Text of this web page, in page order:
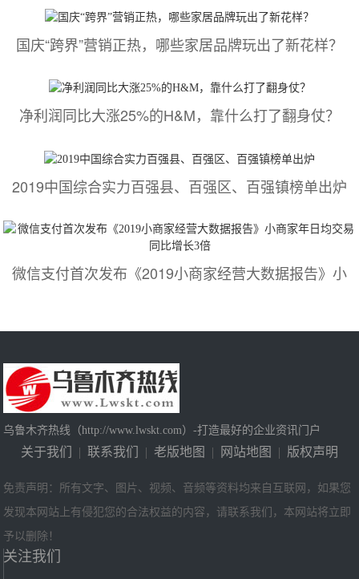
国庆“跨界”营销正热，哪些家居品牌玩出了新花样？
净利润同比大涨25%的H&M，靠什么打了翻身仗？
2019中国综合实力百强县、百强区、百强镇榜单出炉
微信支付首次发布《2019小商家经营大数据报告》小
乌鲁木齐热线（http://www.lwskt.com）-打造最好的企业资讯门户
关于我们 | 联系我们 | 老版地图 | 网站地图 | 版权声明
免责声明：所有文字、图片、视频、音频等资料均来自互联网，如果您
发现本网站上有侵犯您的合法权益的内容，请联系我们，本网站将立即
予以删除！
关注我们